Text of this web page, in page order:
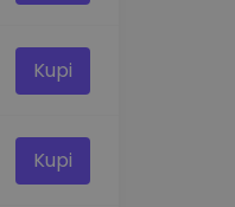
Kupi
Kupi